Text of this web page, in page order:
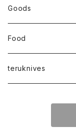
Goods
Food
teruknives